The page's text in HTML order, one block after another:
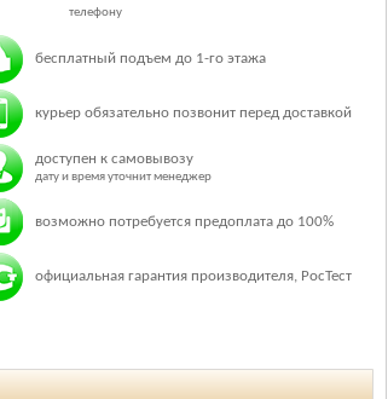
телефону
бесплатный подъем до 1-го этажа
курьер обязательно позвонит перед доставкой
доступен к самовывозу
дату и время уточнит менеджер
возможно потребуется предоплата до 100%
официальная гарантия производителя, РосТест